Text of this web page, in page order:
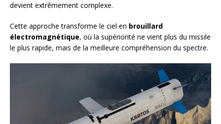
devient extrêmement complexe.
Cette approche transforme le ciel en brouillard
électromagnétique, où la supériorité ne vient plus du missile
le plus rapide, mais de la meilleure compréhension du spectre.